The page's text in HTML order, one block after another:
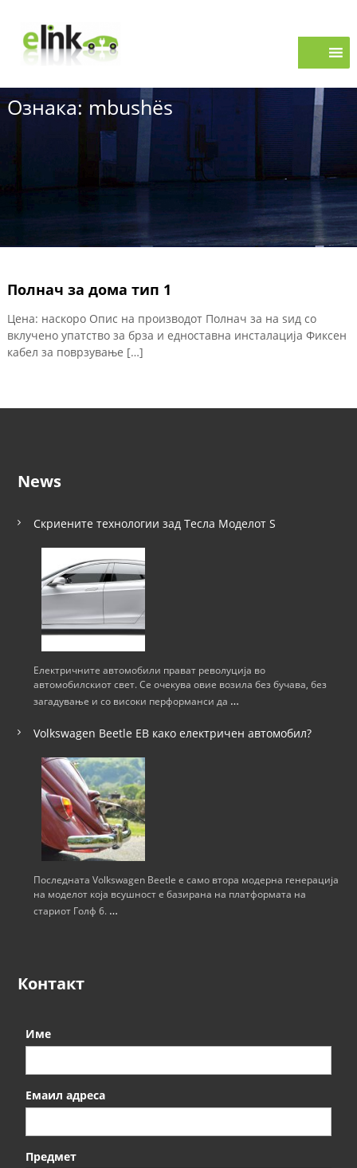
o
c
n
k
Ознака: mbushës
Полнач за дома тип 1
Цена: наскоро Опис на производот Полнач за на ѕид со
вклучено упатство за брза и едноставна инсталација Фиксен
кабел за поврзување […]
News
Скриените технологии зад Тесла Моделот S
Електричните автомобили прават револуција во
автомобилскиот свет. Се очекува овие возила без бучава, без
загадување и со високи перформанси да …
Volkswagen Beetle ЕВ како електричен автомобил?
Последната Volkswagen Beetle е само втора модерна генерација
на моделот која всушност е базирана на платформата на
стариот Голф 6. …
Контакт
Име
Емаил адреса
Предмет